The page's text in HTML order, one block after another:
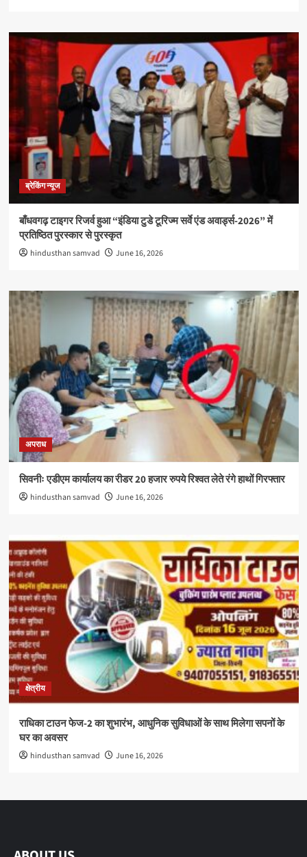
ब्रेकिंग न्यूज
बाँधवगढ़ टाइगर रिजर्व हुआ “इंडिया टुडे टूरिज्म सर्वे एंड अवार्ड्स-2026” में
प्रतिष्ठित पुरस्कार से पुरस्कृत
hindusthan samvad June 16, 2026
अपराध
सिवनीः एडीएम कार्यालय का रीडर 20 हजार रुपये रिश्वत लेते रंगे हाथों गिरफ्तार
hindusthan samvad June 16, 2026
क्षेत्रीय
राधिका टाउन फेज-2 का शुभारंभ, आधुनिक सुविधाओं के साथ मिलेगा सपनों के
घर का अवसर
hindusthan samvad June 16, 2026